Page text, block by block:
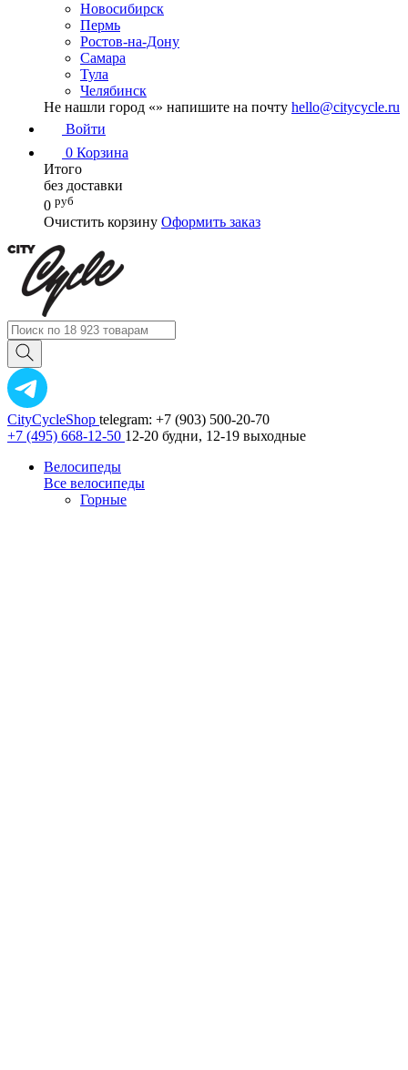
Новосибирск
Пермь
Ростов-на-Дону
Самара
Тула
Челябинск
Не нашли город «» напишите на почту hello@citycycle.ru
Войти
0 Корзина
Итого
без доставки
0 руб
Очистить корзину Оформить заказ
CityCycleShop telegram: +7 (903) 500-20-70
+7 (495) 668-12-50 12-20 будни, 12-19 выходные
Велосипеды
Все велосипеды
Горные